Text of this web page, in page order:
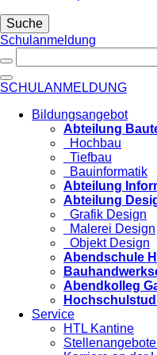
Suche
Schulanmeldung
SCHULANMELDUNG
Bildungsangebot
Abteilung
Hochbau
Tiefbau
Bauinformatik
Abteilung
Abteilung
Grafik Design
Malerei Design
Objekt Design
Abendschule
Abendkolleg
Service
HTL Kantine